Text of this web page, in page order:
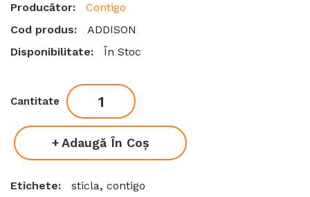
Producător:
Contigo
Cod produs:
ADDISON
Disponibilitate:
În Stoc
Cantitate
Adaugă În Coş
Etichete: sticla, contigo